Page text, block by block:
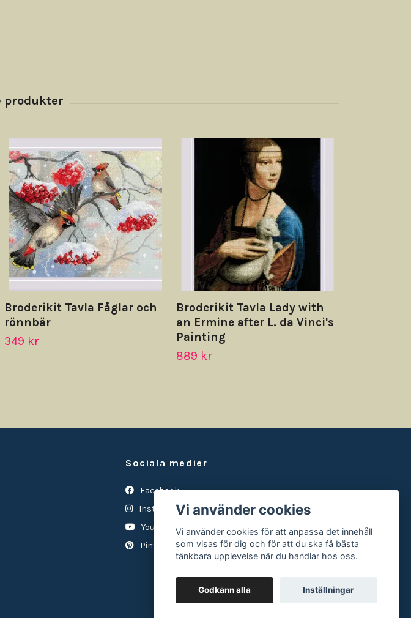
Broderikit Tavla Fåglar och
rönnbär
349 kr
Broderikit Tavla Lady with
an Ermine after L. da Vinci's
Painting
889 kr
Sociala medier
Facebook
Instagram
YouTube
Pinterest
Vi använder cookies
Vi använder cookies för att anpassa det innehåll
som visas för dig och för att du ska få bästa
tänkbara upplevelse när du handlar hos oss.
Godkänn alla Inställningar